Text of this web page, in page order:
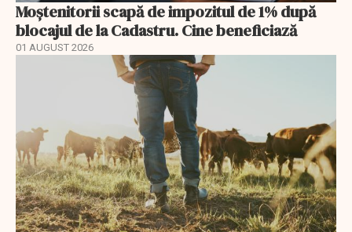
Moștenitorii scapă de impozitul de 1% după
blocajul de la Cadastru. Cine beneficiază
01 AUGUST 2026